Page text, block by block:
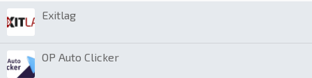
Exitlag
OP Auto Clicker